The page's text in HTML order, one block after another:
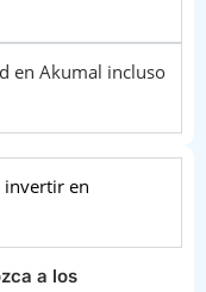
en Akumal incluso
invertir en
a los